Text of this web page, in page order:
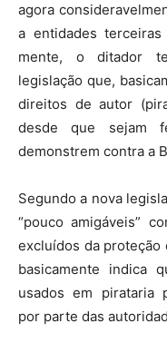
agora
a entidades
mente, o ditador
legislação que,
direitos de autor
desde que sejam
demonstrem contra a
Segundo a nova
“pouco amigáveis”
excluídos da
basicamente indica
usados em pirataria
por parte das